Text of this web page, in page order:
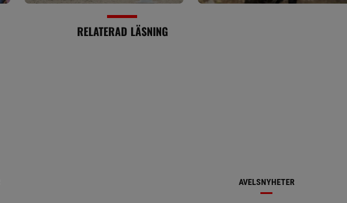
RELATERAD LÄSNING
AVELSNYHETER